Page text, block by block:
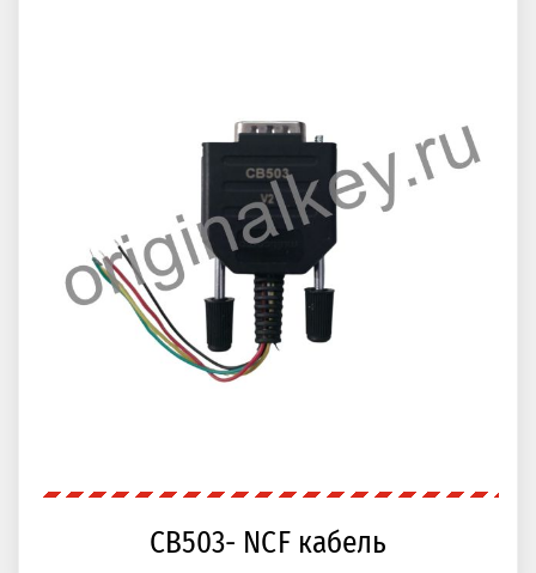
CB503- NCF кабель